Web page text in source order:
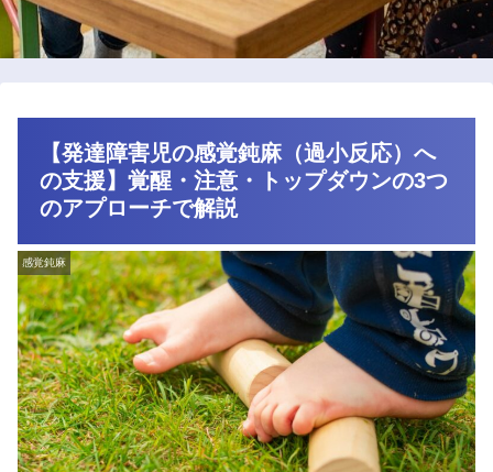
【発達障害児の感覚鈍麻（過小反応）へ
の支援】覚醒・注意・トップダウンの3つ
のアプローチで解説
感覚鈍麻